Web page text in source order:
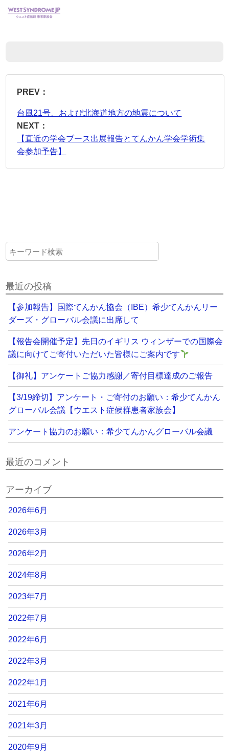
PREV：
台風21号、および北海道地方の地震について
NEXT：
【直近の学会ブース出展報告とてんかん学会学術集
会参加予告】
最近の投稿
【参加報告】国際てんかん協会（IBE）希少てんかんリー
ダーズ・グローバル会議に出席して
【報告会開催予定】先日のイギリス ウィンザーでの国際会
議に向けてご寄付いただいた皆様にご案内です
【御礼】アンケートご協力感謝／寄付目標達成のご報告
【3/19締切】アンケート・ご寄付のお願い：希少てんかん
グローバル会議【ウエスト症候群患者家族会】
アンケート協力のお願い：希少てんかんグローバル会議
最近のコメント
アーカイブ
2026年6月
2026年3月
2026年2月
2024年8月
2023年7月
2022年7月
2022年6月
2022年3月
2022年1月
2021年6月
2021年3月
2020年9月